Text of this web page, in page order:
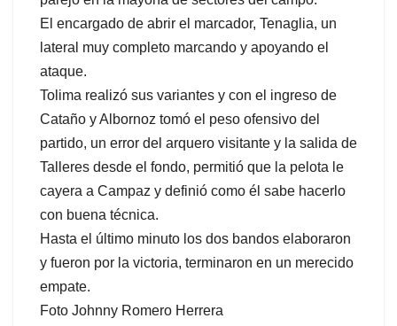
El encargado de abrir el marcador, Tenaglia, un
lateral muy completo marcando y apoyando el
ataque.
Tolima realizó sus variantes y con el ingreso de
Cataño y Albornoz tomó el peso ofensivo del
partido, un error del arquero visitante y la salida de
Talleres desde el fondo, permitió que la pelota le
cayera a Campaz y definió como él sabe hacerlo
con buena técnica.
Hasta el último minuto los dos bandos elaboraron
y fueron por la victoria, terminaron en un merecido
empate.
Foto Johnny Romero Herrera